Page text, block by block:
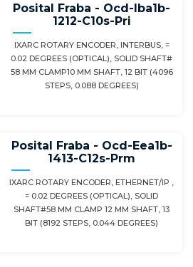
Posital Fraba - Ocd-Iba1b-
1212-C10s-Pri
IXARC ROTARY ENCODER, INTERBUS, =
0.02 DEGREES (OPTICAL), SOLID SHAFT#
58 MM CLAMP10 MM SHAFT, 12 BIT (4096
STEPS, 0.088 DEGREES)
Posital Fraba - Ocd-Eea1b-
1413-C12s-Prm
IXARC ROTARY ENCODER, ETHERNET/IP ,
= 0.02 DEGREES (OPTICAL), SOLID
SHAFT#58 MM CLAMP 12 MM SHAFT, 13
BIT (8192 STEPS, 0.044 DEGREES)